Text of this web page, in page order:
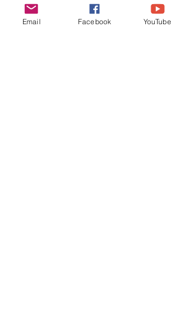
precedenti test elettrodiagnostici, è
anche teoricamente possibile che un
Email Facebook YouTube